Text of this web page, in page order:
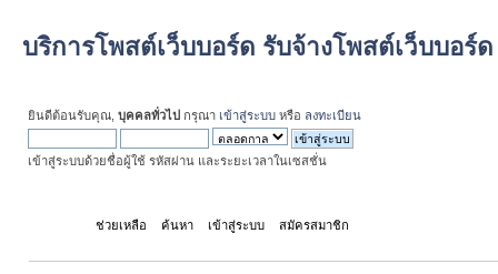
บริการโพสต์เว็บบอร์ด รับจ้างโพสต์เว็บบอร์
ยินดีต้อนรับคุณ, บุคคลทั่วไป กรุณา เข้าสู่ระบบ หรือ ลงทะเบียน
เข้าสู่ระบบด้วยชื่อผู้ใช้ รหัสผ่าน และระยะเวลาในเซสชั่น
ช่วยเหลือ ค้นหา เข้าสู่ระบบ สมัครสมาชิก